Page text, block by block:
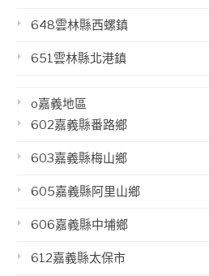
648雲林縣西螺鎮
651雲林縣北港鎮
o嘉義地區
602嘉義縣番路鄉
603嘉義縣梅山鄉
605嘉義縣阿里山鄉
606嘉義縣中埔鄉
612嘉義縣太保市